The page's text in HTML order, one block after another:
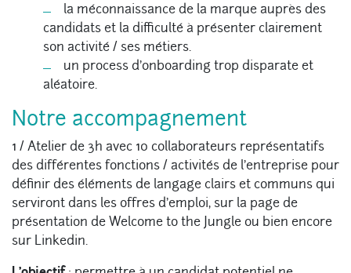
la méconnaissance de la marque auprès des
candidats et la difficulté à présenter clairement
son activité / ses métiers.
un process d’onboarding trop disparate et
aléatoire.
Notre accompagnement
1 / Atelier de 3h avec 10 collaborateurs représentatifs
des différentes fonctions / activités de l’entreprise pour
définir des éléments de langage clairs et communs qui
serviront dans les offres d’emploi, sur la page de
présentation de Welcome to the Jungle ou bien encore
sur Linkedin.